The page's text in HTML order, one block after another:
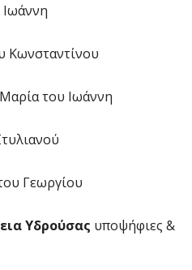
του Ιωάννη
Γεωργίου
Υδρούσας υποψήφιες &